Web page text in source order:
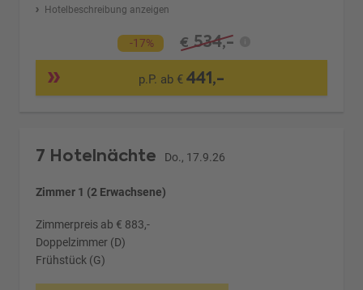
Hotelbeschreibung anzeigen
-17% € 534,-
p.P. ab € 441,-
7 Hotelnächte Do., 17.9.26
Zimmer 1 (2 Erwachsene)
Zimmerpreis ab € 883,-
Doppelzimmer (D)
Frühstück (G)